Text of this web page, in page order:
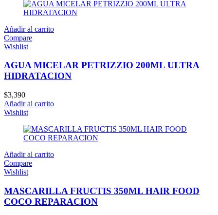
Añadir al carrito
Compare
Wishlist
AGUA MICELAR PETRIZZIO 200ML ULTRA
HIDRATACION
$3,390
Añadir al carrito
Wishlist
Añadir al carrito
Compare
Wishlist
MASCARILLA FRUCTIS 350ML HAIR FOOD
COCO REPARACION